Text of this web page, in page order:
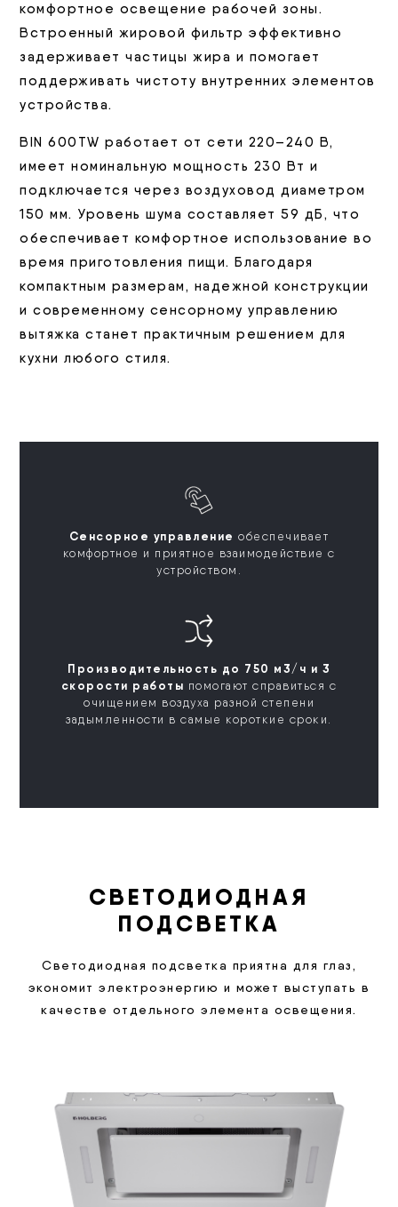
комфортное освещение рабочей зоны.
Встроенный жировой фильтр эффективно
задерживает частицы жира и помогает
поддерживать чистоту внутренних элементов
устройства.
BIN 600TW работает от сети 220–240 В,
имеет номинальную мощность 230 Вт и
подключается через воздуховод диаметром
150 мм. Уровень шума составляет 59 дБ, что
обеспечивает комфортное использование во
время приготовления пищи. Благодаря
компактным размерам, надежной конструкции
и современному сенсорному управлению
вытяжка станет практичным решением для
кухни любого стиля.
Сенсорное управлениеобеспечивает
комфортное и приятное взаимодействие с
устройством.
Производительность до 750 м3/ч и 3
скорости работы помогают справиться с
очищением воздуха разной степени
задымленности в самые короткие сроки.
СВЕТОДИОДНАЯ
ПОДСВЕТКА
Светодиодная подсветка приятна для глаз,
экономит электроэнергию и может выступать в
качестве отдельного элемента освещения.